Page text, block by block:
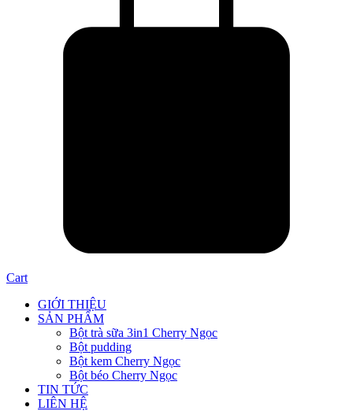
Cart
GIỚI THIỆU
SẢN PHẨM
Bột trà sữa 3in1 Cherry Ngọc
Bột pudding
Bột kem Cherry Ngọc
Bột béo Cherry Ngọc
TIN TỨC
LIÊN HỆ